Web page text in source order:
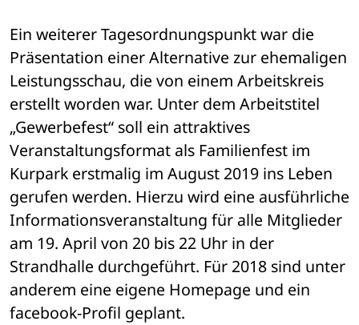
Ein weiterer Tagesordnungspunkt war die
Präsentation einer Alternative zur ehemaligen
Leistungsschau, die von einem Arbeitskreis
erstellt worden war. Unter dem Arbeitstitel
„Gewerbefest“ soll ein attraktives
Veranstaltungsformat als Familienfest im
Kurpark erstmalig im August 2019 ins Leben
gerufen werden. Hierzu wird eine ausführliche
Informationsveranstaltung für alle Mitglieder
am 19. April von 20 bis 22 Uhr in der
Strandhalle durchgeführt. Für 2018 sind unter
anderem eine eigene Homepage und ein
facebook-Profil geplant.